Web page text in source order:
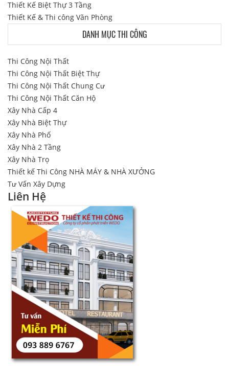
Thiết Kế Biệt Thự 3 Tầng
Thiết Kế & Thi công Văn Phòng
DANH MỤC THI CÔNG
Thi Công Nội Thất
Thi Công Nội Thất Biệt Thự
Thi Công Nội Thất Chung Cư
Thi Công Nội Thất Căn Hộ
Xây Nhà Cấp 4
Xây Nhà Biệt Thự
Xây Nhà Phố
Xây Nhà 2 Tầng
Xây Nhà Trọ
Thiết kế Thi Công NHÀ MÁY & NHÀ XƯỞNG
Tư Vấn Xây Dựng
Liên Hệ